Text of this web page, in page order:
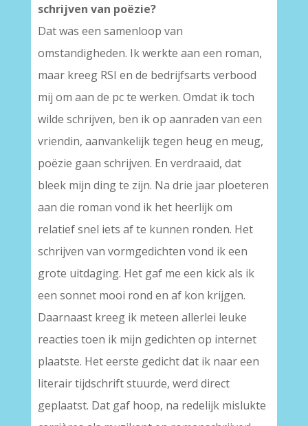
schrijven van poëzie?
Dat was een samenloop van
omstandigheden. Ik werkte aan een roman,
maar kreeg RSI en de bedrijfsarts verbood
mij om aan de pc te werken. Omdat ik toch
wilde schrijven, ben ik op aanraden van een
vriendin, aanvankelijk tegen heug en meug,
poëzie gaan schrijven. En verdraaid, dat
bleek mijn ding te zijn. Na drie jaar ploeteren
aan die roman vond ik het heerlijk om
relatief snel iets af te kunnen ronden. Het
schrijven van vormgedichten vond ik een
grote uitdaging. Het gaf me een kick als ik
een sonnet mooi rond en af kon krijgen.
Daarnaast kreeg ik meteen allerlei leuke
reacties toen ik mijn gedichten op internet
plaatste. Het eerste gedicht dat ik naar een
literair tijdschrift stuurde, werd direct
geplaatst. Dat gaf hoop, na redelijk mislukte